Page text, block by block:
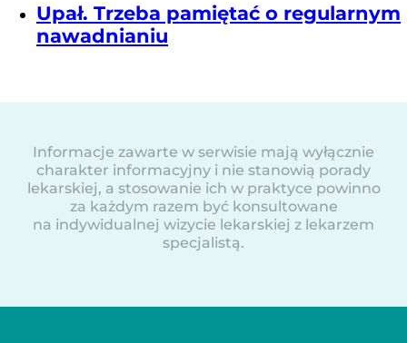
Upał. Trzeba pamiętać o regularnym
nawadnianiu
Informacje zawarte w serwisie mają wyłącznie
charakter informacyjny i nie stanowią porady
lekarskiej, a stosowanie ich w praktyce powinno
za każdym razem być konsultowane
na indywidualnej wizycie lekarskiej z lekarzem
specjalistą.